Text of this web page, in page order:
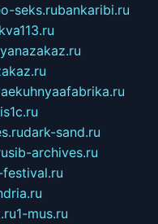
seks.rubankaribi.ru
dark-sand.ru
sib-archives.ru
1-mus.ru